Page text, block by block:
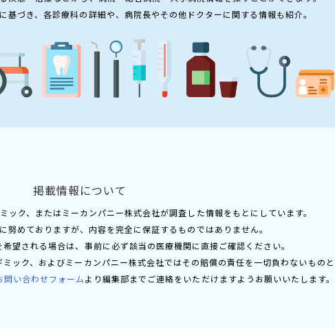
基づき、各診療科の詳細や、病院長やその他ドクターに関する情報も紹介。
掲載情報について
ック、またはミーカンパニー株式会社が調査した情報をもとにしています。
努めておりますが、内容を完全に保証するものではありません。
望される場合は、事前に必ず該当の医療機関に直接ご確認ください。
ック、およびミーカンパニー株式会社ではその賠償の責任を一切負わないものと
問い合わせフォームより編集部までご連絡をいただけますようお願いいたします。